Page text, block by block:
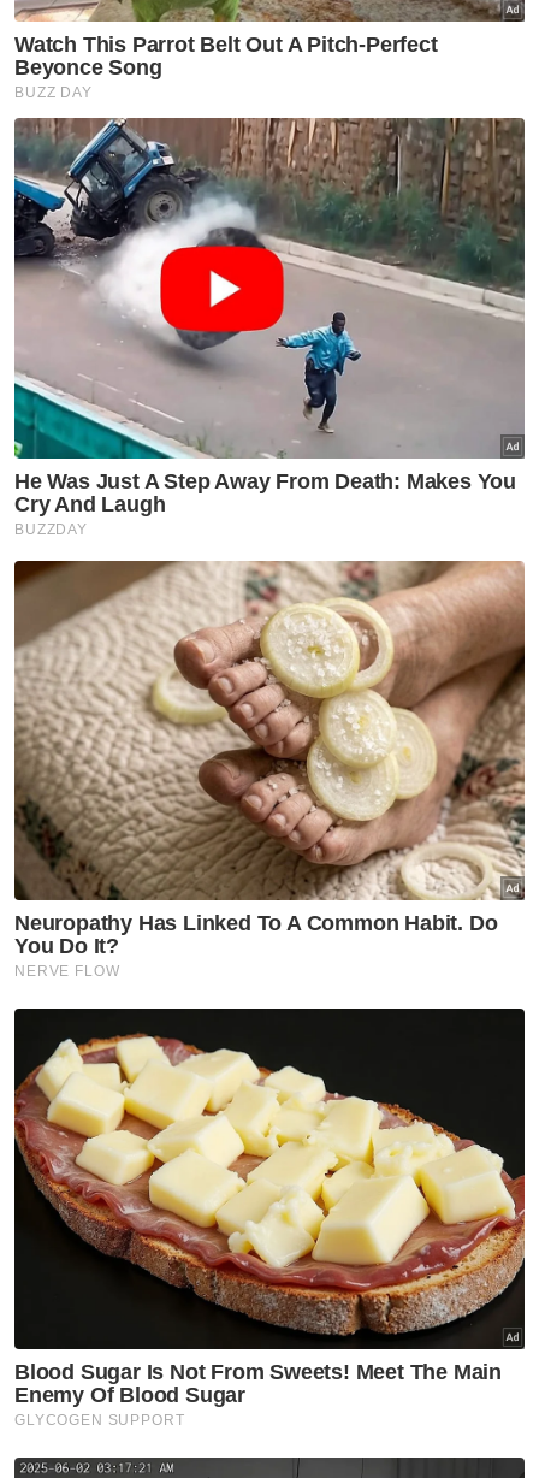
Nasional
Anwar arah siasatan
polis maut di Beaufort
Nasional
Malaysia, Vietnam perkukuh
kerjasama pertahanan -
Mohamed Khaled
Isu zakat TH perlu difahami
dalam konteks syariah - Mufti
Pahang
Nasional
MGB sempurnakan majlis 'roof
topping' Pangsapuri Saujana
Indah